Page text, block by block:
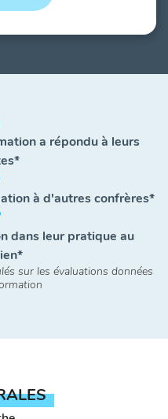
a répondu à leurs
à d'autres confrères*
dans leur pratique au
sur les évaluations données